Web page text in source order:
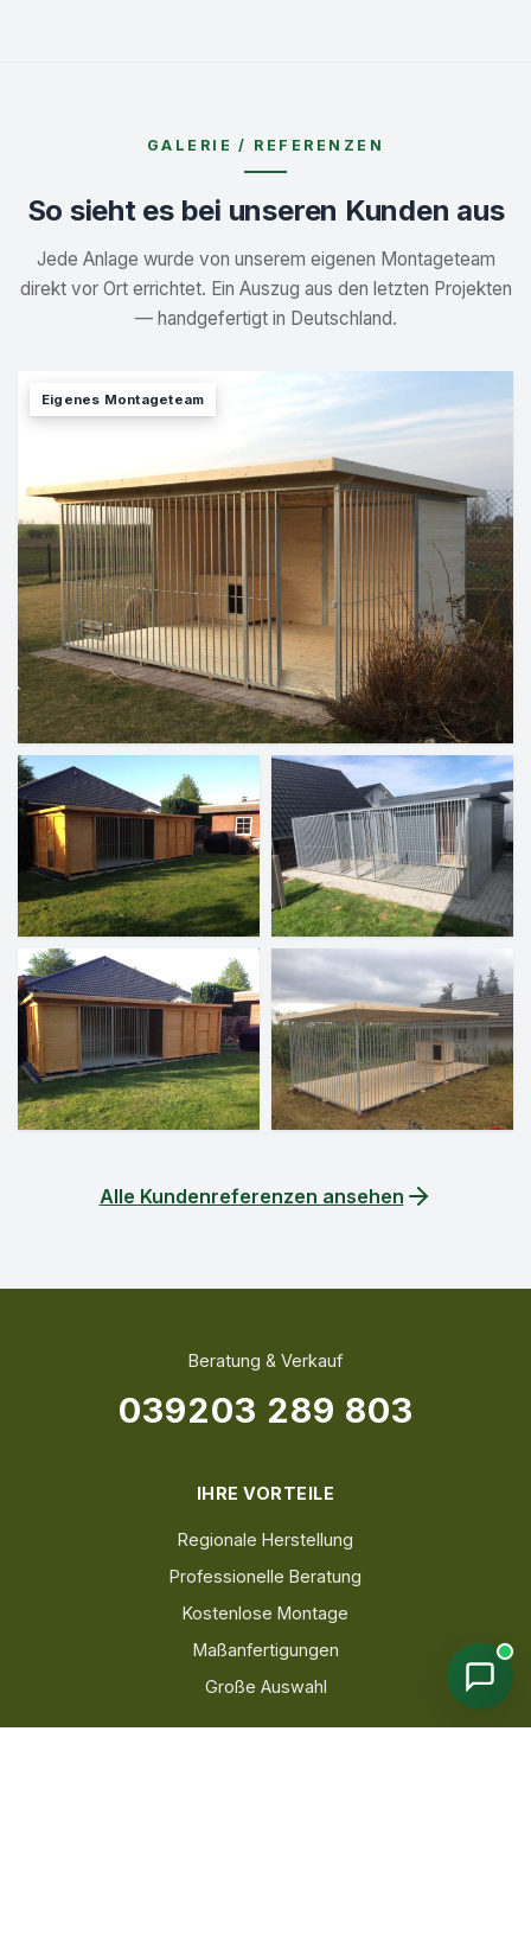
GALERIE / REFERENZEN
So sieht es bei unseren Kunden aus
Jede Anlage wurde von unserem eigenen Montageteam
direkt vor Ort errichtet. Ein Auszug aus den letzten Projekten
— handgefertigt in Deutschland.
Eigenes Montageteam
Alle Kundenreferenzen ansehen
Beratung & Verkauf
039203 289 803
IHRE VORTEILE
Regionale Herstellung
Professionelle Beratung
Kostenlose Montage
Maßanfertigungen
Große Auswahl